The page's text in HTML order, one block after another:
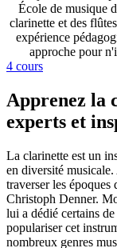
École de musique
clarinette et des
expérience
approche pour
4 cours
Apprenez la
experts et
La clarinette est un
en diversité
traverser les
Christoph Denner.
lui a dédié certains
populariser cet
nombreux genres